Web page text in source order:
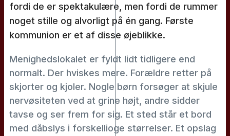
fordi de er spektakulære, men fordi de rummer
noget stille og alvorligt på én gang. Første
kommunion er et af disse øjeblikke.
Menighedslokalet er fyldt lidt tidligere end
normalt. Der hviskes mere. Forældre retter på
skjorter og kjoler. Nogle børn forsøger at skjule
nervøsiteten ved at grine højt, andre sidder
tavse og ser frem for sig. Et sted står et bord
med dåbslys i forskellioge størrelser. Et opslag